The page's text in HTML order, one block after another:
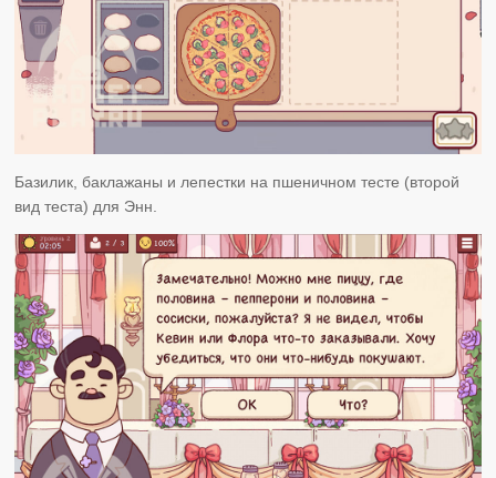
Базилик, баклажаны и лепестки на пшеничном тесте (второй
вид теста) для Энн.